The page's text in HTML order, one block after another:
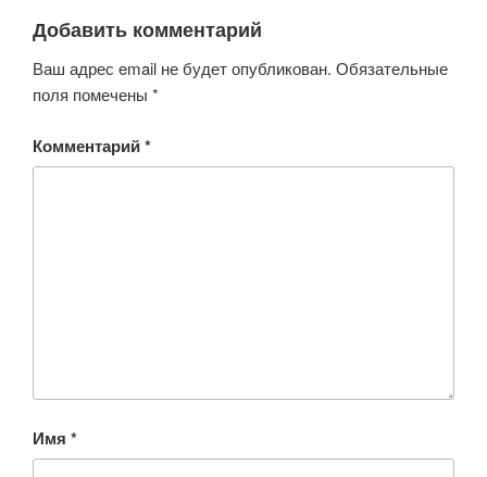
Добавить комментарий
Ваш адрес email не будет опубликован. Обязательные
поля помечены *
Комментарий*
Имя *